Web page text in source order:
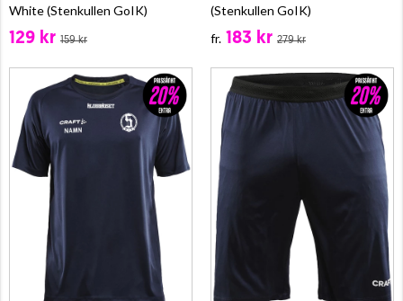
White (Stenkullen GoIK)
129 kr 159 kr
(Stenkullen GoIK)
fr. 183 kr 279 kr